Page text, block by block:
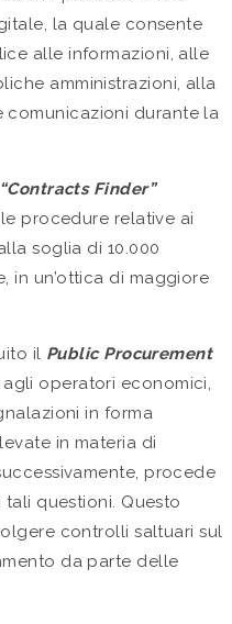
la quale consente
alle informazioni, alle
amministrazioni, alla
comunicazioni durante la
“Contracts Finder”
procedure relative ai
soglia di 10.000
in un’ottica di maggiore
il Public Procurement
operatori economici,
in forma
in materia di
procede
tali questioni. Questo
controlli saltuari sul
da parte delle